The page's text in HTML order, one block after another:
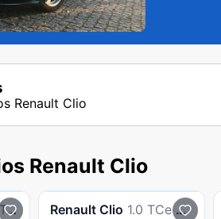
Renault Clio
Renault Clio
Renault Clio 1.0 TCe RS Line